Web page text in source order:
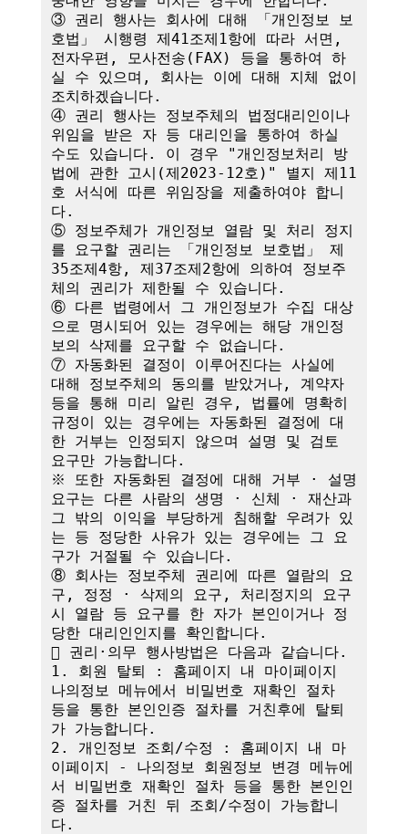
③ 권리 행사는 회사에 대해 「개인정보 보
호법」 시행령 제41조제1항에 따라 서면,
전자우편, 모사전송(FAX) 등을 통하여 하
실 수 있으며, 회사는 이에 대해 지체 없이
조치하겠습니다.
④ 권리 행사는 정보주체의 법정대리인이나
위임을 받은 자 등 대리인을 통하여 하실
수도 있습니다. 이 경우 "개인정보처리 방
법에 관한 고시(제2023-12호)" 별지 제11
호 서식에 따른 위임장을 제출하여야 합니
다.
⑤ 정보주체가 개인정보 열람 및 처리 정지
를 요구할 권리는 「개인정보 보호법」 제
35조제4항, 제37조제2항에 의하여 정보주
체의 권리가 제한될 수 있습니다.
⑥ 다른 법령에서 그 개인정보가 수집 대상
으로 명시되어 있는 경우에는 해당 개인정
보의 삭제를 요구할 수 없습니다.
⑦ 자동화된 결정이 이루어진다는 사실에
대해 정보주체의 동의를 받았거나, 계약자
등을 통해 미리 알린 경우, 법률에 명확히
규정이 있는 경우에는 자동화된 결정에 대
한 거부는 인정되지 않으며 설명 및 검토
요구만 가능합니다.
※ 또한 자동화된 결정에 대해 거부 · 설명
요구는 다른 사람의 생명 · 신체 · 재산과
그 밖의 이익을 부당하게 침해할 우려가 있
는 등 정당한 사유가 있는 경우에는 그 요
구가 거절될 수 있습니다.
⑧ 회사는 정보주체 권리에 따른 열람의 요
구, 정정 · 삭제의 요구, 처리정지의 요구
시 열람 등 요구를 한 자가 본인이거나 정
당한 대리인인지를 확인합니다.
 권리·의무 행사방법은 다음과 같습니다.
1. 회원 탈퇴 : 홈페이지 내 마이페이지
나의정보 메뉴에서 비밀번호 재확인 절차
등을 통한 본인인증 절차를 거친후에 탈퇴
가 가능합니다.
2. 개인정보 조회/수정 : 홈페이지 내 마
이페이지 - 나의정보 회원정보 변경 메뉴에
서 비밀번호 재확인 절차 등을 통한 본인인
증 절차를 거친 뒤 조회/수정이 가능합니
다.